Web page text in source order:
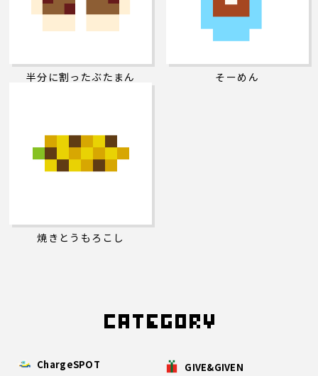
ChargeSPOT
GIVE&GIVEN
半分に割ったぶたまん そーめん
焼きとうもろこし